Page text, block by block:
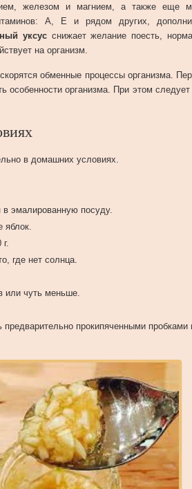
железом и магнием, а также еще
А, Е и рядом других,
уксус снижает желание поесть,
на организм.
обменные процессы организма.
особенности организма. При этом следует
в домашних условиях.
эмалированную посуду.
яблок.
где нет солнца.
или чуть меньше.
прокипяченными пробками